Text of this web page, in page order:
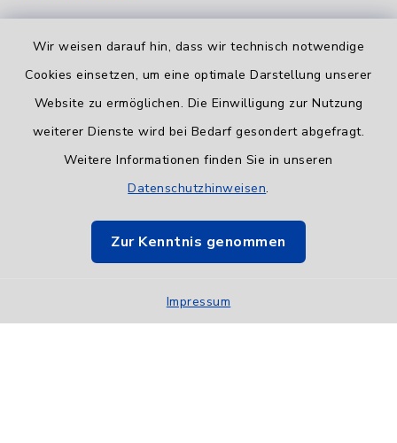
Wir weisen darauf hin, dass wir technisch notwendige
Cookies einsetzen, um eine optimale Darstellung unserer
Website zu ermöglichen. Die Einwilligung zur Nutzung
weiterer Dienste wird bei Bedarf gesondert abgefragt.
Weitere Informationen finden Sie in unseren
Datenschutzhinweisen.
Zur Kenntnis genommen
Impressum
Barrierefreiheit
Impressum
Sitemap